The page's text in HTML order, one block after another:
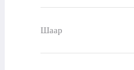
Шаар